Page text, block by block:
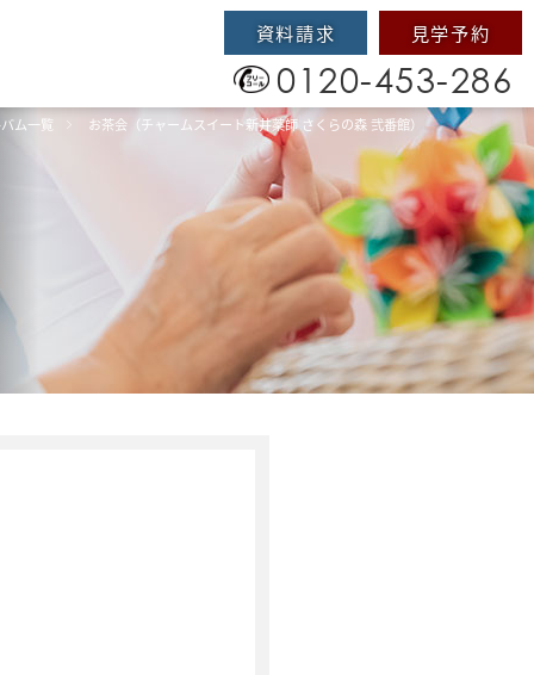
資料請求 見学予約
0120-453-286
ム一覧 お茶会（チャームスイート新井薬師 さくらの森 弐番館）